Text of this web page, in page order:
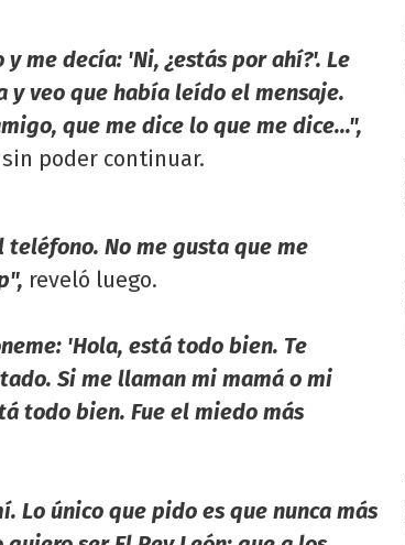
me decía: 'Ni, ¿estás por ahí?'. Le
y veo que había leído el mensaje.
que me dice lo que me dice...",
poder continuar.
No me gusta que me
reveló luego.
'Hola, está todo bien. Te
Si me llaman mi mamá o mi
todo bien. Fue el miedo más
Lo único que pido es que nunca más